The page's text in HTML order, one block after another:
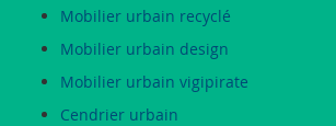
Mobilier urbain recyclé
Mobilier urbain design
Mobilier urbain vigipirate
Cendrier urbain